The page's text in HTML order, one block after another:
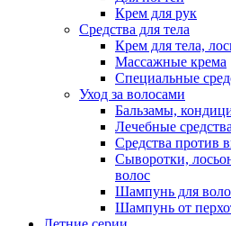
Крем для рук
Средства для тела
Крем для тела,
Массажные крема
Специальные
Уход за волосами
Бальзамы,
Лечебные
Средства против
Сыворотки,
волос
Шампунь для
Шампунь от